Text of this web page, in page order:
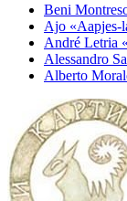
Beni
Ajo «Aapjes-
André Letria
Alessandro
Alberto